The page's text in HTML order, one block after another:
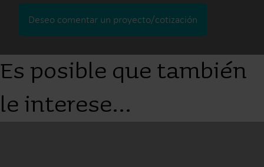
Deseo comentar un proyecto/cotización
Es posible que también
le interese...